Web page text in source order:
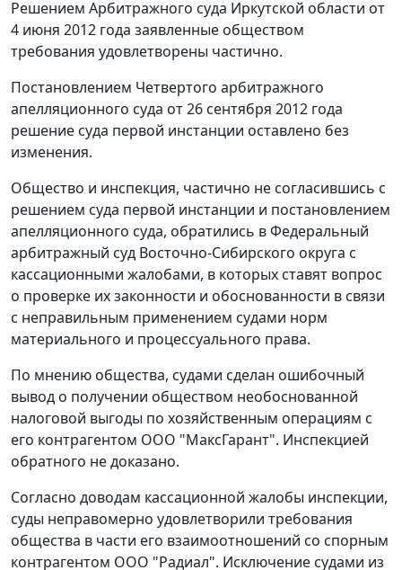
Решением Арбитражного суда Иркутской области от
4 июня 2012 года заявленные обществом
требования удовлетворены частично.
Постановлением Четвертого арбитражного
апелляционного суда от 26 сентября 2012 года
решение суда первой инстанции оставлено без
изменения.
Общество и инспекция, частично не согласившись с
решением суда первой инстанции и постановлением
апелляционного суда, обратились в Федеральный
арбитражный суд Восточно-Сибирского округа с
кассационными жалобами, в которых ставят вопрос
о проверке их законности и обоснованности в связи
с неправильным применением судами норм
материального и процессуального права.
По мнению общества, судами сделан ошибочный
вывод о получении обществом необоснованной
налоговой выгоды по хозяйственным операциям с
его контрагентом ООО "МаксГарант". Инспекцией
обратного не доказано.
Согласно доводам кассационной жалобы инспекции,
суды неправомерно удовлетворили требования
общества в части его взаимоотношений со спорным
контрагентом ООО "Радиал". Исключение судами из